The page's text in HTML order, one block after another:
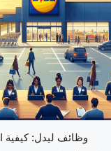
وظائف ليدل: كيفية